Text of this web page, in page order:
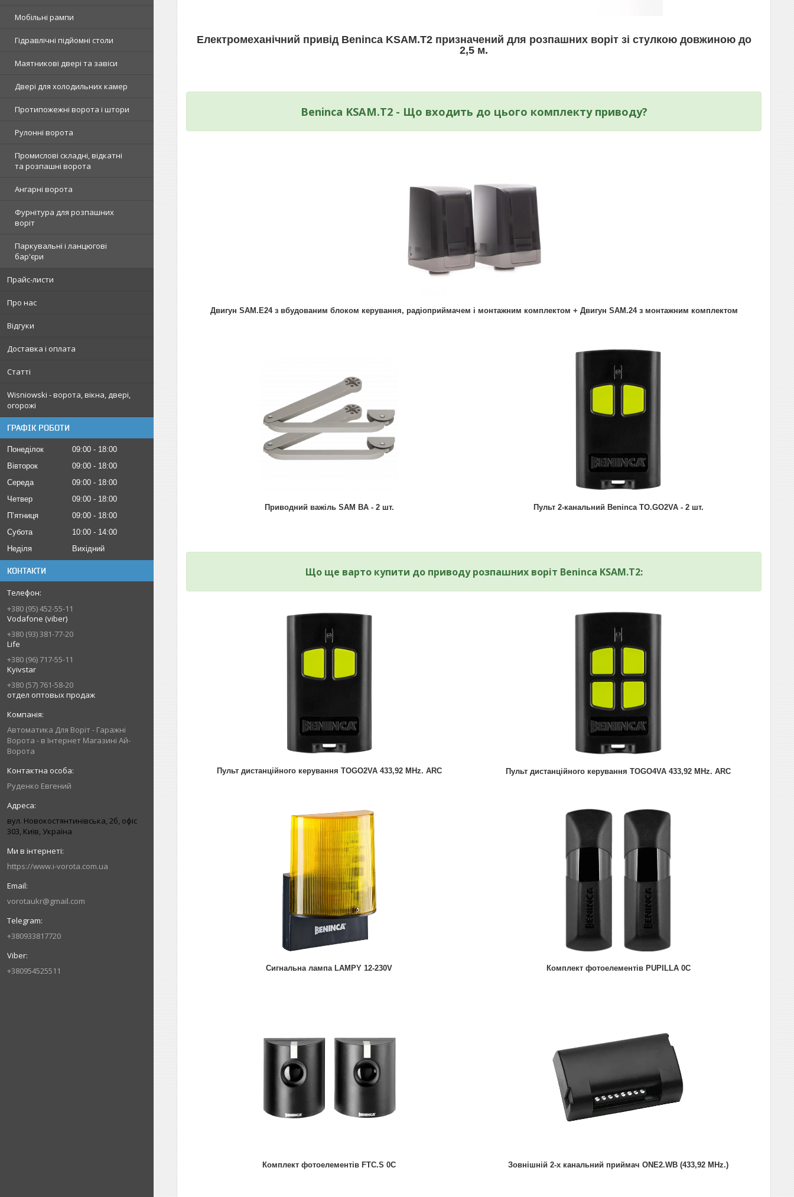
Мобільні рампи
Гідравлічні підйомні столи
Маятникові двері та завіси
Двері для холодильних камер
Протипожежні ворота і штори
Рулонні ворота
Промислові складні, відкатні
та розпашні ворота
Ангарні ворота
Фурнітура для розпашних
воріт
Паркувальні і ланцюгові
бар'єри
Прайс-листи
Про нас
Відгуки
Доставка і оплата
Статті
Wisniowski - ворота, вікна, двері,
огорожі
ГРАФІК РОБОТИ
Понеділок 09:00
18:00
Вівторок
09:00
18:00
Середа
09:00
18:00
Четвер
09:00
18:00
Пʼятниця
09:00
18:00
Субота
10:00
14:00
Неділя
Вихідний
КОНТАКТИ
+380 (95) 452-55-11
Vodafone (viber)
+380 (93) 381-77-20
Life
+380 (96) 717-55-11
Kyivstar
+380 (57) 761-58-20
отдел оптовых продаж
Автоматика Для Воріт - Гаражні
Ворота - в Інтернет Магазині Ай-
Ворота
Руденко Евгений
вул. Новокостянтинівська, 2б, офіс
303, Київ, Україна
https://www.i-vorota.com.ua
vorotaukr@gmail.com
+380933817720
+380954525511
Електромеханічний привід Beninca KSAM.T2 призначений для розпашних воріт зі стулкою довжиною до
2,5 м.
Beninca KSAM.T2 - Що входить до цього комплекту приводу?
Двигун SAM.E24 з вбудованим блоком керування, радіоприймачем і монтажним комплектом + Двигун SAM.24 з монтажним комплектом
Приводний важіль SAM BA - 2 шт. Пульт 2-канальний Beninca TO.GO2VA - 2 шт.
Що ще варто купити до приводу розпашних воріт Beninca KSAM.T2:
Пульт дистанційного керування TOGO2VA 433,92 MHz. ARC Пульт дистанційного керування TOGO4VA 433,92 MHz. ARC
Сигнальна лампа LAMPY 12-230V Комплект фотоелементів PUPILLA 0C
Комплект фотоелементів FTC.S 0C Зовнішній 2-х канальний приймач ONE2.WB (433,92 MHz.)